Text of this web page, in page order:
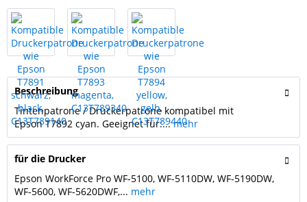
Beschreibung
Tintenpatrone / Druckerpatrone kompatibel mit
Epson T7892 cyan. Geeignet für:...mehr
für die Drucker
Epson WorkForce Pro WF-5100, WF-5110DW, WF-5190DW,
WF-5600, WF-5620DWF,... mehr